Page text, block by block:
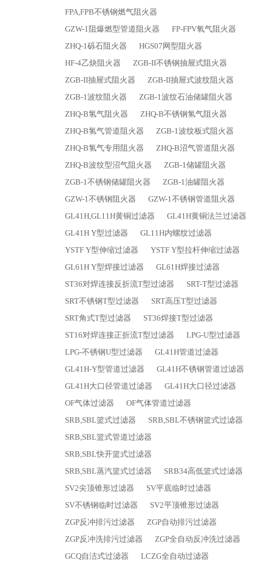
FPA,FPB不锈钢燃气阻火器
GZW-1阻爆燃型管道阻火器
FP-FPV氧气阻火器
ZHQ-1砾石阻火器
HGS07网型阻火器
HF-4乙炔阻火器
ZGB-II不锈钢抽屉式阻火器
ZGB-II抽屉式阻火器
ZGB-II抽屉式波纹阻火器
ZGB-1波纹阻火器
ZGB-1波纹石油储罐阻火器
ZHQ-B氢气阻火器
ZHQ-B不锈钢氢气阻火器
ZHQ-B氢气管道阻火器
ZGB-1波纹板式阻火器
ZHQ-B氢气专用阻火器
ZHQ-B沼气管道阻火器
ZHQ-B波纹型沼气阻火器
ZGB-1储罐阻火器
ZGB-1不锈钢储罐阻火器
ZGB-1油罐阻火器
GZW-1不锈钢阻火器
GZW-1不锈钢管道阻火器
GL41H,GL11H黄铜过滤器
GL41H黄铜法兰过滤器
GL41H Y型过滤器
GL11H内螺纹过滤器
YSTF Y型伸缩过滤器
YSTF Y型拉杆伸缩过滤器
GL61H Y型焊接过滤器
GL61H焊接过滤器
ST36对焊连接反折流T型过滤器
SRT-T型过滤器
SRT不锈钢T型过滤器
SRT高压T型过滤器
SRT角式T型过滤器
ST36焊接T型过滤器
ST16对焊连接正折流T型过滤器
LPG-U型过滤器
LPG-不锈钢U型过滤器
GL41H管道过滤器
GL41H-Y型管道过滤器
GL41H不锈钢管道过滤器
GL41H大口径管道过滤器
GL41H大口径过滤器
OF气体过滤器
OF气体管道过滤器
SRB,SBL篮式过滤器
SRB,SBL不锈钢篮式过滤器
SRB,SBL篮式管道过滤器
SRB,SBL快开篮式过滤器
SRB,SBL蒸汽篮式过滤器
SRB34高低篮式过滤器
SV2尖顶锥形过滤器
SV平底临时过滤器
SV不锈钢临时过滤器
SV2平顶锥形过滤器
ZGP反冲排污过滤器
ZGP自动排污过滤器
ZGP反冲洗排污过滤器
ZGP全自动反冲洗过滤器
GCQ自洁式过滤器
LCZG全自动过滤器